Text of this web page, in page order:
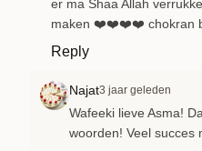
er ma Shaa Allah
maken ❤️❤️❤️❤️ chokran
Reply
Najat3 jaar geleden
Wafeeki lieve Asma!
woorden! Veel succes